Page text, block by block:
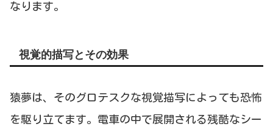
なります。
視覚的描写とその効果
猿夢は、そのグロテスクな視覚描写によっても恐怖
を駆り立てます。電車の中で展開される残酷なシー